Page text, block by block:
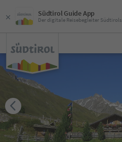
Südtirol Guide App
Der digitale Reisebegleiter Südtirols